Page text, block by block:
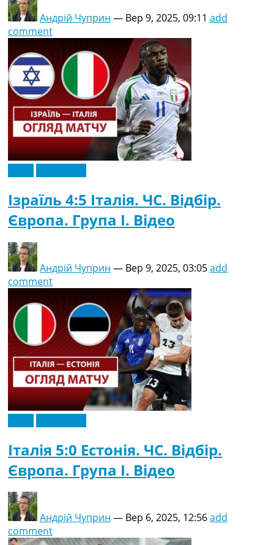
Андрій Чуприн — Вер 9, 2025, 09:11 add
comment
Ізраїль 4:5 Італія. ЧC. Відбір.
Європа. Група I. Відео
Андрій Чуприн — Вер 9, 2025, 03:05add
comment
Італія 5:0 Естонія. ЧC. Відбір.
Європа. Група I. Відео
Андрій Чуприн — Вер 6, 2025, 12:56add
comment